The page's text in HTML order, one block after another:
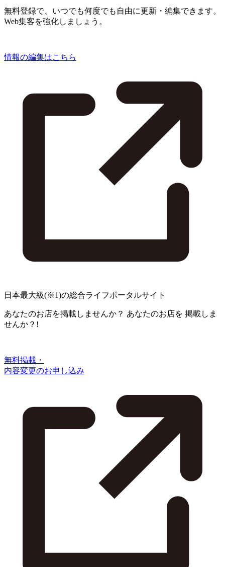
無料登録で、いつでも何度でも自由に更新・編集できます。
Web集客を強化しましょう。
情報の編集はこちら
日本最大級(※1)の総合ライフポータルサイト
あなたのお店を掲載しませんか？ あなたのお店を 掲載しま
せんか？!
無料掲載・
内容変更のお申し込み